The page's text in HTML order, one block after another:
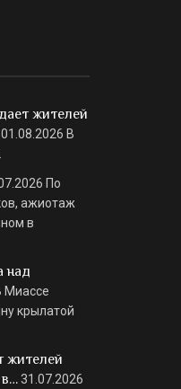
жителей
01.08.2026 В
По
ажиотаж
в
над
Миассе
крылатой
жителей
31.07.2026